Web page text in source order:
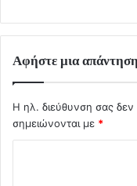
Αφήστε μια απάντηση
Η ηλ. διεύθυνση σας δεν
σημειώνονται με *